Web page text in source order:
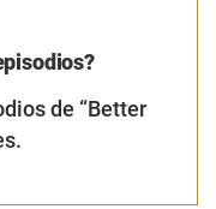
de “Better